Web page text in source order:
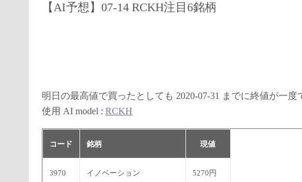
【AI予想】07-14 RCKH注目6銘柄
明日の最高値で買ったとしても 2020-07-31 までに終値が一
使用 AI model : RCKH
コード 銘柄 現値
3970 イノベーション 5270円